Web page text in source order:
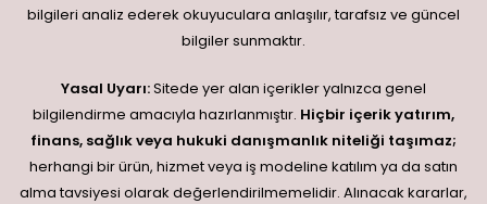
bilgileri analiz ederek okuyuculara anlaşılır, tarafsız ve güncel
bilgiler sunmaktır.
Yasal Uyarı:Sitede yer alan içerikler yalnızca genel
bilgilendirme amacıyla hazırlanmıştır. Hiçbir içerik yatırım,
finans, sağlık veya hukuki danışmanlık niteliği taşımaz;
herhangi bir ürün, hizmet veya iş modeline katılım ya da satın
alma tavsiyesi olarak değerlendirilmemelidir. Alınacak kararlar,